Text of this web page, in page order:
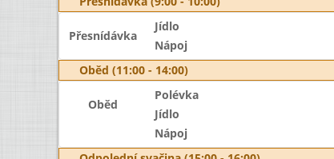
Přesnídávka
Jídlo
Nápoj
Oběd (11:00 - 14:00)
Oběd
Polévka
Jídlo
Nápoj